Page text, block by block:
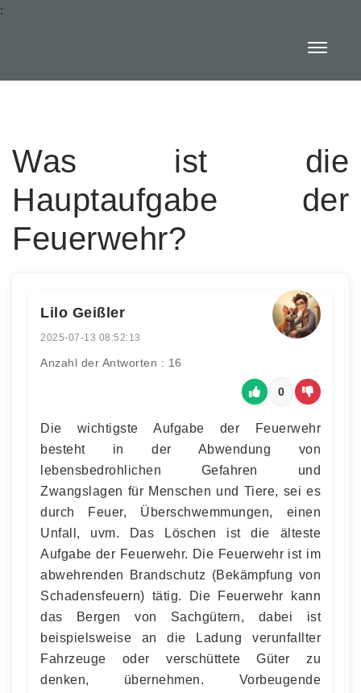
:
Was ist die
Hauptaufgabe der
Feuerwehr?
Lilo Geißler
2025-07-13 08:52:13
Anzahl der Antworten : 16
0
Die wichtigste Aufgabe der Feuerwehr
besteht in der Abwendung von
lebensbedrohlichen Gefahren und
Zwangslagen für Menschen und Tiere, sei es
durch Feuer, Überschwemmungen, einen
Unfall, uvm. Das Löschen ist die älteste
Aufgabe der Feuerwehr. Die Feuerwehr ist im
abwehrenden Brandschutz (Bekämpfung von
Schadensfeuern) tätig. Die Feuerwehr kann
das Bergen von Sachgütern, dabei ist
beispielsweise an die Ladung verunfallter
Fahrzeuge oder verschüttete Güter zu
denken, übernehmen. Vorbeugende